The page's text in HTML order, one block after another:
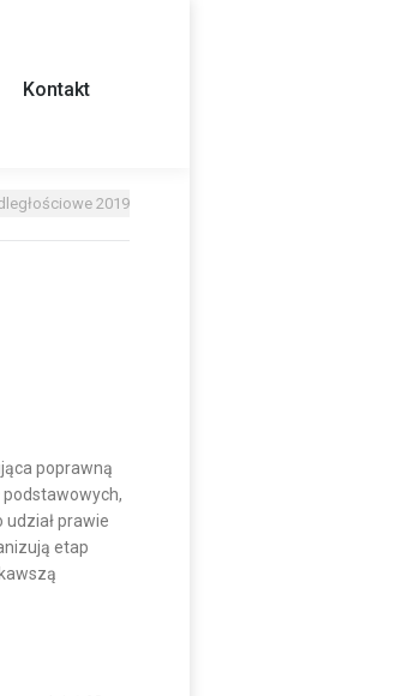
Kontakt
2019
poprawną
podstawowych,
prawie
etap